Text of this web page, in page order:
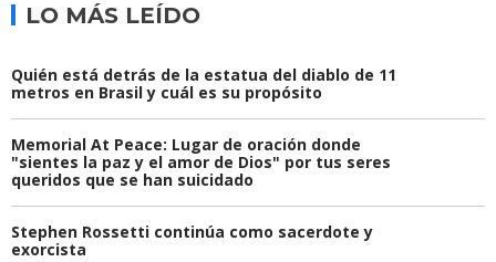
LO MÁS LEÍDO
Quién está detrás de la estatua del diablo de 11
metros en Brasil y cuál es su propósito
Memorial At Peace: Lugar de oración donde
"sientes la paz y el amor de Dios" por tus seres
queridos que se han suicidado
Stephen Rossetti continúa como sacerdote y
exorcista